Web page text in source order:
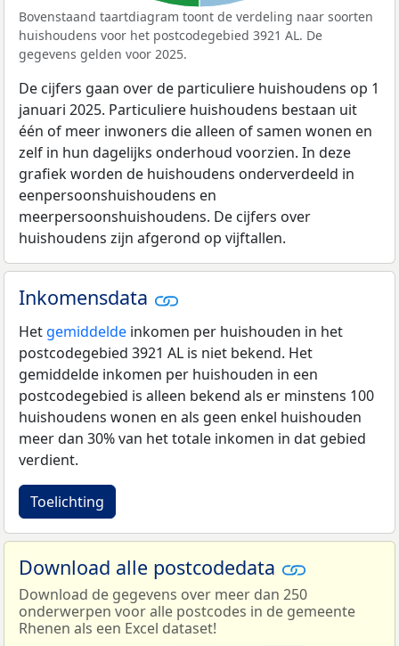
Bovenstaand taartdiagram toont de verdeling naar soorten
huishoudens voor het postcodegebied 3921 AL. De
gegevens gelden voor 2025.
De cijfers gaan over de particuliere huishoudens op 1
januari 2025. Particuliere huishoudens bestaan uit
één of meer inwoners die alleen of samen wonen en
zelf in hun dagelijks onderhoud voorzien. In deze
grafiek worden de huishoudens onderverdeeld in
eenpersoonshuishoudens en
meerpersoonshuishoudens. De cijfers over
huishoudens zijn afgerond op vijftallen.
Inkomensdata
Het gemiddelde inkomen per huishouden in het
postcodegebied 3921 AL is niet bekend. Het
gemiddelde inkomen per huishouden in een
postcodegebied is alleen bekend als er minstens 100
huishoudens wonen en als geen enkel huishouden
meer dan 30% van het totale inkomen in dat gebied
verdient.
Toelichting
Download alle postcodedata
Download de gegevens over meer dan 250
onderwerpen voor alle postcodes in de gemeente
Rhenen als een Excel dataset!